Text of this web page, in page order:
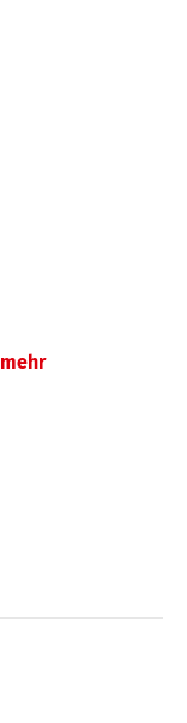
mehr